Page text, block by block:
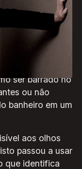
sobre
à tona um
as
48 anos, o
o obriga a ir ao
o colocou em
ser barrado no
ou não
banheiro em um
aos olhos
passou a usar
que identifica